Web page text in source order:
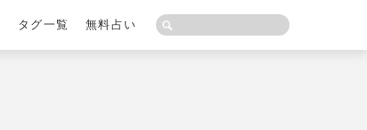
タグ一覧 無料占い